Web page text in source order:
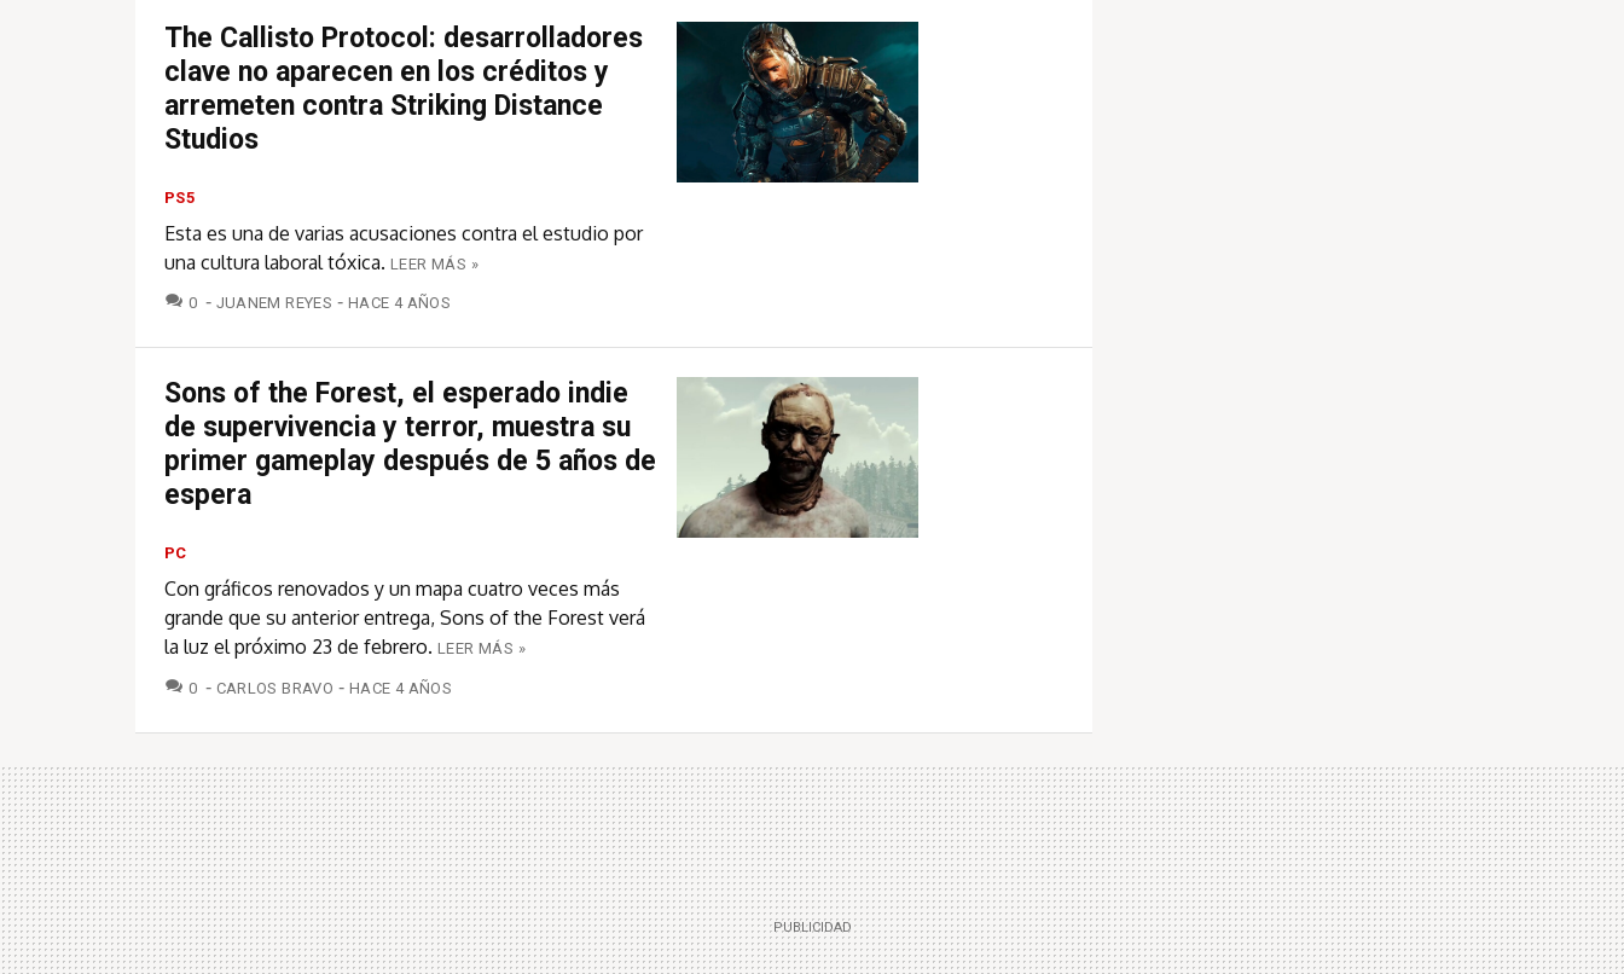
The Callisto Protocol: desarrolladores
clave no aparecen en los créditos y
arremeten contra Striking Distance
Studios
PS5
Esta es una de varias acusaciones contra el estudio por
una cultura laboral tóxica. LEER MÁS »
0 COMENTARIOS
JUANEM REYES HACE 4 AÑOS
Sons of the Forest, el esperado indie
de supervivencia y terror, muestra su
primer gameplay después de 5 años de
espera
PC
Con gráficos renovados y un mapa cuatro veces más
grande que su anterior entrega, Sons of the Forest verá
la luz el próximo 23 de febrero. LEER MÁS »
0 COMENTARIOS
CARLOS BRAVO HACE 4 AÑOS